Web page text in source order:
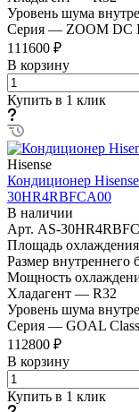
Уровень шума
Серия — ZOOM DC
111600 ₽
В корзину
Купить в 1 клик
Hisense
Кондиционер
30HR4RBFCA00
В наличии
Арт. AS-
Площадь
Размер
Мощность
Хладагент — R32
Уровень шума
Серия — GOAL
112800 ₽
В корзину
Купить в 1 клик